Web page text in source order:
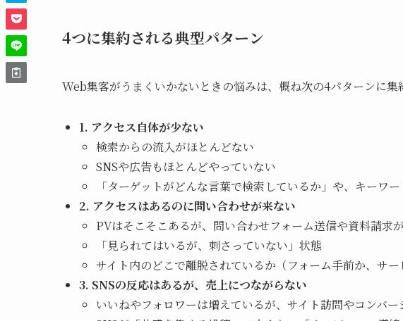
4つに集約される典型パターン
Web集客がうまくいかないときの悩みは、概ね次の4パターンに集
1. アクセス自体が少ない
検索からの流入がほとんどない
SNSや広告もほとんどやっていない
「ターゲットがどんな言葉で検索しているか」や、キーワ
2. アクセスはあるのに問い合わせが来ない
PVはそこそこあるが、問い合わせフォーム送信や資料請求
「見られてはいるが、刺さっていない」状態
サイト内のどこで離脱されているか（フォーム手前か、サ
3. SNSの反応はあるが、売上につながらない
いいねやフォロワーは増えているが、サイト訪問やコンバ